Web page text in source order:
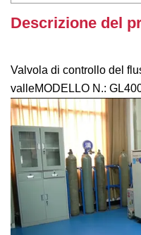
Descrizione del
Valvola di controllo del
valleMODELLO N.: